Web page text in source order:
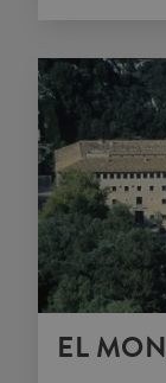
EL